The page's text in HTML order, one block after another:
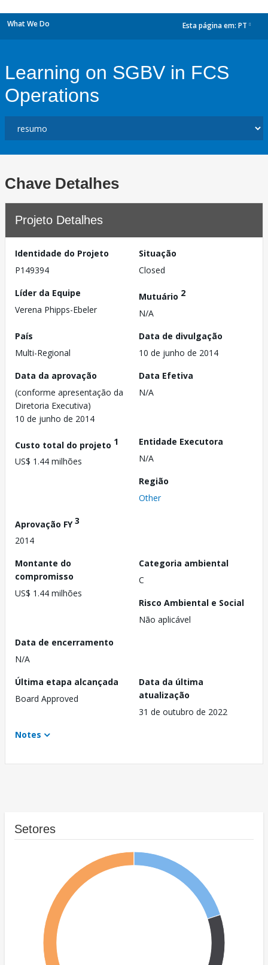
What We Do Esta página em: PT
Learning on SGBV in FCS
Operations
Chave Detalhes
Projeto Detalhes
Identidade do Projeto
P149394
Situação
Closed
Líder da Equipe
Verena Phipps-Ebeler
Mutuário 2
N/A
País
Multi-Regional
Data de divulgação
10 de junho de 2014
Data da aprovação
(conforme apresentação da
Diretoria Executiva)
10 de junho de 2014
Data Efetiva
N/A
Custo total do projeto 1
US$ 1.44 milhões
Entidade Executora
N/A
Região
Other
Aprovação FY3
2014
Montante do
compromisso
US$ 1.44 milhões
Categoria ambiental
C
Risco Ambiental e Social
Não aplicável
Data de encerramento
N/A
Última etapa alcançada
Board Approved
Data da última
atualização
31 de outubro de 2022
Notes
Setores